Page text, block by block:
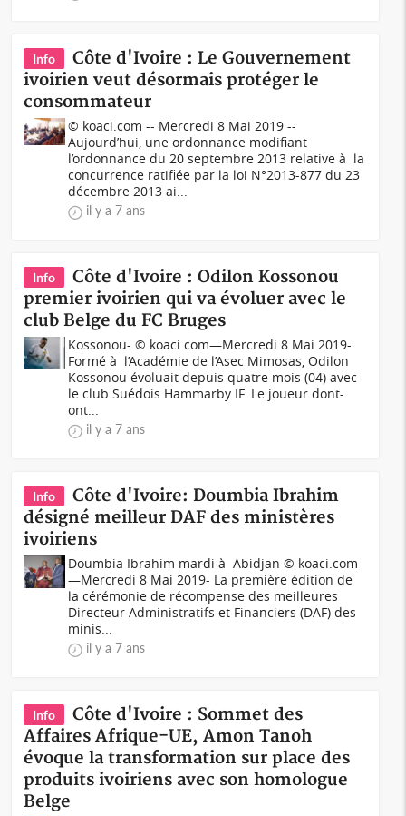
Info
Côte d'Ivoire : Le Gouvernement
ivoirien veut désormais protéger le
consommateur
© koaci.com -- Mercredi 8 Mai 2019 --
Aujourd’hui, une ordonnance modifiant
l’ordonnance du 20 septembre 2013 relative à la
concurrence ratifiée par la loi N°2013-877 du 23
décembre 2013 ai...
il y a 7 ans
Info
Côte d'Ivoire : Odilon Kossonou
premier ivoirien qui va évoluer avec le
club Belge du FC Bruges
Kossonou- © koaci.com—Mercredi 8 Mai 2019-
Formé à l’Académie de l’Asec Mimosas, Odilon
Kossonou évoluait depuis quatre mois (04) avec
le club Suédois Hammarby IF. Le joueur dont-
ont...
il y a 7 ans
Info
Côte d'Ivoire: Doumbia Ibrahim
désigné meilleur DAF des ministères
ivoiriens
Doumbia Ibrahim mardi à Abidjan © koaci.com
—Mercredi 8 Mai 2019- La première édition de
la cérémonie de récompense des meilleures
Directeur Administratifs et Financiers (DAF) des
minis...
il y a 7 ans
Info
Côte d'Ivoire : Sommet des
Affaires Afrique-UE, Amon Tanoh
évoque la transformation sur place des
produits ivoiriens avec son homologue
Belge